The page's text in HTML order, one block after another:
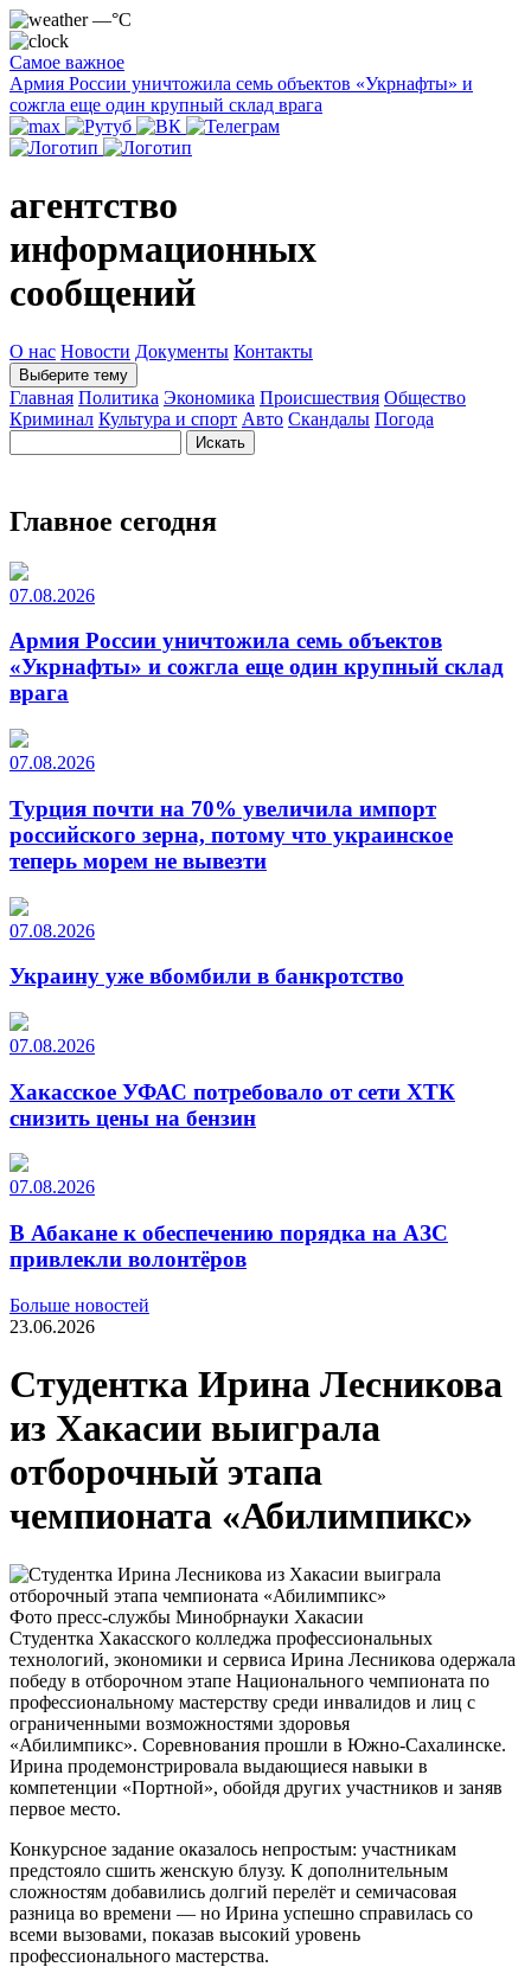
—°C
Самое важное
Армия России уничтожила семь объектов «Укрнафты» и
сожгла еще один крупный склад врага
агентство
информационных
сообщений
О нас Новости Документы Контакты
Выберите тему
Главная Политика Экономика Происшествия Общество
Криминал Культура и спорт Авто Скандалы Погода
Главное сегодня
07.08.2026
Армия России уничтожила семь объектов
«Укрнафты» и сожгла еще один крупный склад
врага
07.08.2026
Турция почти на 70% увеличила импорт
российского зерна, потому что украинское
теперь морем не вывезти
07.08.2026
Украину уже вбомбили в банкротство
07.08.2026
Хакасское УФАС потребовало от сети ХТК
снизить цены на бензин
07.08.2026
В Абакане к обеспечению порядка на АЗС
привлекли волонтёров
Больше новостей
23.06.2026
Студентка Ирина Лесникова
из Хакасии выиграла
отборочный этапа
чемпионата «Абилимпикс»
Фото пресс-службы Минобрнауки Хакасии
Студентка Хакасского колледжа профессиональных
технологий, экономики и сервиса Ирина Лесникова одержала
победу в отборочном этапе Национального чемпионата по
профессиональному мастерству среди инвалидов и лиц с
ограниченными возможностями здоровья
«Абилимпикс». Соревнования прошли в Южно‑Сахалинске.
Ирина продемонстрировала выдающиеся навыки в
компетенции «Портной», обойдя других участников и заняв
первое место.
Конкурсное задание оказалось непростым: участникам
предстояло сшить женскую блузу. К дополнительным
сложностям добавились долгий перелёт и семичасовая
разница во времени — но Ирина успешно справилась со
всеми вызовами, показав высокий уровень
профессионального мастерства.